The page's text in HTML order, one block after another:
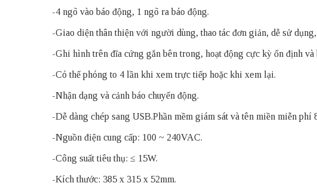
-4 ngõ vào báo động, 1 ngõ ra báo động.
-Giao diện thân thiện với người dùng, thao tác đơn giản, dễ sử
-Ghi hình trên đĩa cứng gắn bên trong, hoạt động cực kỳ ổn định
-Có thể phóng to 4 lần khi xem trực tiếp hoặc khi xem lại.
-Nhận dạng và cảnh báo chuyển động.
-Dễ dàng chép sang USB.Phần mềm giám sát và tên miền miễn phí
-Nguồn điện cung cấp: 100 ~ 240VAC.
-Công suất tiêu thụ: ≤ 15W.
-Kích thước: 385 x 315 x 52mm.